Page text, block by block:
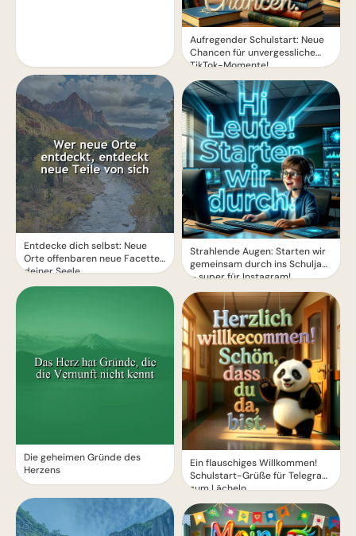
Entdecke dich selbst: Neue
Orte offenbaren neue Facetten
deiner Seele
Die geheimen Gründe des
Herzens
Aufregender Schulstart: Neue
Chancen für unvergessliche
TikTok-Momente!
Strahlende Augen: Starten wir
gemeinsam durch ins Schuljahr
– super für Instagram!
Ein flauschiges Willkommen!
Schulstart-Grüße für Telegram
zum Lächeln